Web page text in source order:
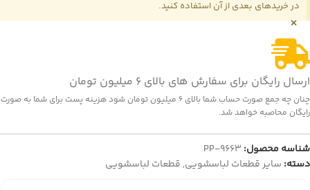
در خریدهای بعدی از آن استفاده کنید.
×
ارسال رایگان برای سفارش های بالای 6 میلیون تومان
چنان چه جمع صورت حساب شما بالای 6 میلیون تومان شود هزینه پست برای شما به صورت
رایگان محاصبه خواهد شد.
شناسه محصول: PP-9663
دسته: سایر قطعات لباسشویی, قطعات لباسشویی